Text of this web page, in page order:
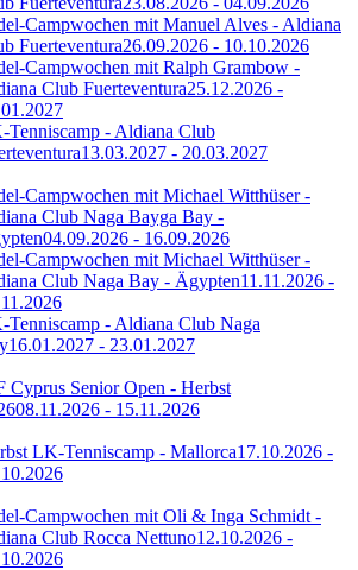
Campwochen mit Manuel Alves - Aldiana
Fuerteventura26.09.2026 - 10.10.2026
Campwochen mit Ralph Grambow -
Club Fuerteventura25.12.2026 -
Tenniscamp - Aldiana Club
13.03.2027 - 20.03.2027
Campwochen mit Michael Witthüser -
Club Naga Bayga Bay -
04.09.2026 - 16.09.2026
Campwochen mit Michael Witthüser -
Club Naga Bay - Ägypten11.11.2026 -
Tenniscamp - Aldiana Club Naga
16.01.2027 - 23.01.2027
Cyprus Senior Open - Herbst
08.11.2026 - 15.11.2026
LK-Tenniscamp - Mallorca17.10.2026 -
Campwochen mit Oli & Inga Schmidt -
Club Rocca Nettuno12.10.2026 -